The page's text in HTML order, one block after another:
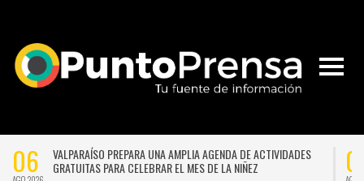
06
VALPARAÍSO PREPARA UNA AMPLIA AGENDA DE ACTIVIDADES
GRATUITAS PARA CELEBRAR EL MES DE LA NIÑEZ